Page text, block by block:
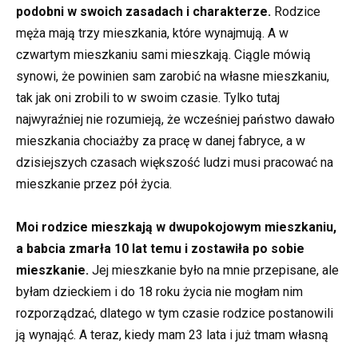
podobni w swoich zasadach i charakterze. Rodzice
męża mają trzy mieszkania, które wynajmują. A w
czwartym mieszkaniu sami mieszkają. Ciągle mówią
synowi, że powinien sam zarobić na własne mieszkaniu,
tak jak oni zrobili to w swoim czasie. Tylko tutaj
najwyraźniej nie rozumieją, że wcześniej państwo dawało
mieszkania chociażby za pracę w danej fabryce, a w
dzisiejszych czasach większość ludzi musi pracować na
mieszkanie przez pół życia.
Moi rodzice mieszkają w dwupokojowym mieszkaniu,
a babcia zmarła 10 lat temu i zostawiła po sobie
mieszkanie. Jej mieszkanie było na mnie przepisane, ale
byłam dzieckiem i do 18 roku życia nie mogłam nim
rozporządzać, dlatego w tym czasie rodzice postanowili
ją wynająć. A teraz, kiedy mam 23 lata i już tmam własną